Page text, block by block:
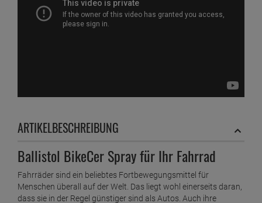
ARTIKELBESCHREIBUNG
Ballistol BikeCer Spray für Ihr Fahrrad
Fahrräder sind ein beliebtes Fortbewegungsmittel für
Menschen überall auf der Welt. Das liegt wohl einerseits daran,
dass sie in der Regel günstiger sind als Autos. Auch ihre